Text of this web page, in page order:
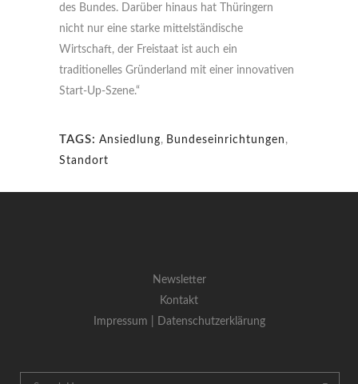
des Bundes. Darüber hinaus hat Thüringern
nicht nur eine starke mittelständische
Wirtschaft, der Freistaat ist auch ein
traditionelles Gründerland mit einer innovativen
Start-Up-Szene.“
TAGS: Ansiedlung, Bundeseinrichtungen ,
Standort
Newsletter
Kontakt
Impressum |
Datenschutzerklärung